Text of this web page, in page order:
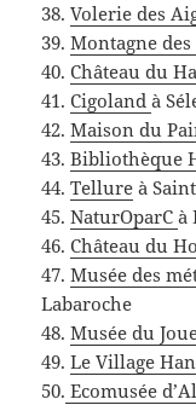
38.Volerie des
39.Montagne des
40.Château du
41.Cigolandà
42.Maison du
43.Bibliothèque
44.Tellure à
45.NaturOparCà
46.Château du
47.Musée des
Labaroche
48.Musée du
49.Le Village
50. Ecomusée